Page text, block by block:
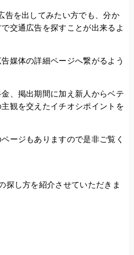
告を出してみたい方でも、分か
交通広告を探すことが出来るよ
媒体の詳細ページへ繋がるよう
、掲出期間に加え新人からベテ
観を交えたイチオシポイントを
ージもありますので是非ご覧く
探し方を紹介させていただきま